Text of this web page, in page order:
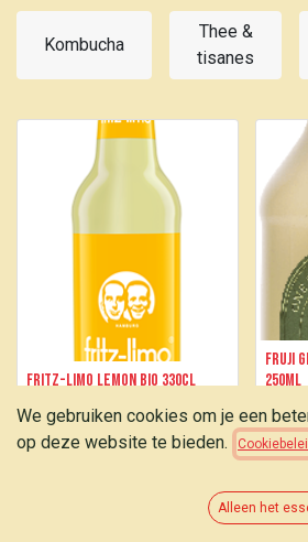
Kombucha
Thee &
tisanes
Fritz-Limo Lemon bio 330cl
1,75€
Fruji
250ml
We gebruiken cookies om je een
op deze website te bieden.
Alleen het